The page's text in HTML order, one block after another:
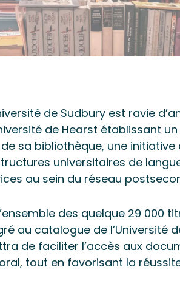
de Sudbury est ravie
de Hearst établissant
sa bibliothèque, une initiative
universitaires de
au sein du réseau
des quelque 29 000
au catalogue de l’Université
de faciliter l’accès aux
tout en favorisant la